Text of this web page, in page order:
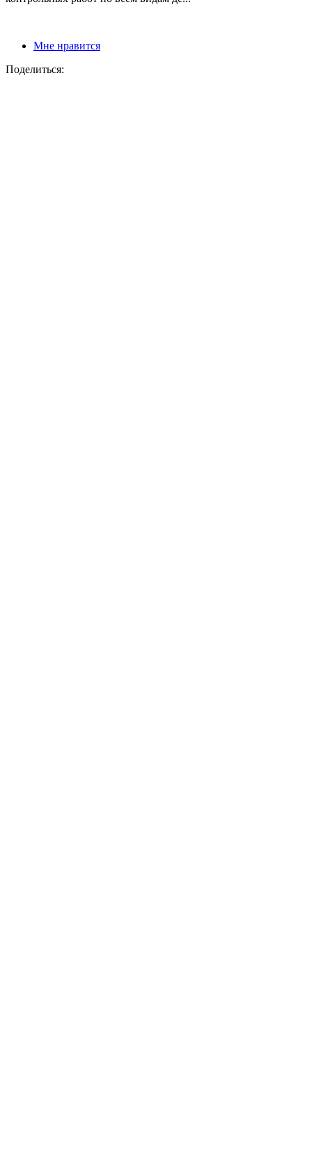
Мне нравится
Поделиться: